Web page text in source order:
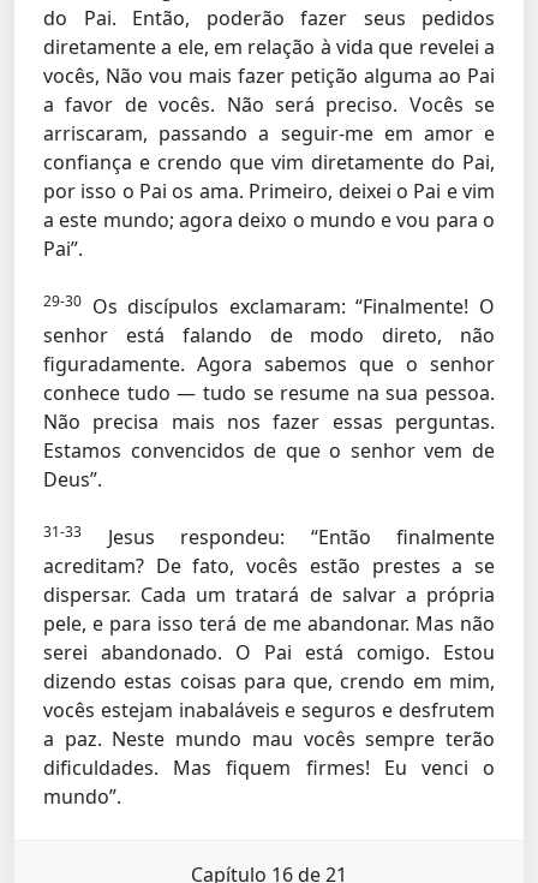
do Pai. Então, poderão fazer seus pedidos
diretamente a ele, em relação à vida que revelei a
vocês, Não vou mais fazer petição alguma ao Pai
a favor de vocês. Não será preciso. Vocês se
arriscaram, passando a seguir-me em amor e
confiança e crendo que vim diretamente do Pai,
por isso o Pai os ama. Primeiro, deixei o Pai e vim
a este mundo; agora deixo o mundo e vou para o
Pai”.
29-30 Os discípulos exclamaram: “Finalmente! O
senhor está falando de modo direto, não
figuradamente. Agora sabemos que o senhor
conhece tudo — tudo se resume na sua pessoa.
Não precisa mais nos fazer essas perguntas.
Estamos convencidos de que o senhor vem de
Deus”.
31-33
Jesus respondeu: “Então finalmente
acreditam? De fato, vocês estão prestes a se
dispersar. Cada um tratará de salvar a própria
pele, e para isso terá de me abandonar. Mas não
serei abandonado. O Pai está comigo. Estou
dizendo estas coisas para que, crendo em mim,
vocês estejam inabaláveis e seguros e desfrutem
a paz. Neste mundo mau vocês sempre terão
dificuldades. Mas fiquem firmes! Eu venci o
mundo”.
Capítulo 16 de 21